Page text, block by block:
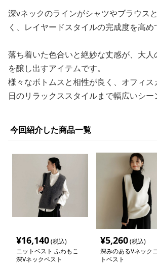
深vネックのラインがシャツやブラウス
く、レイヤードスタイルの完成度を高め
落ち着いた色合いと絶妙な丈感が、大人
を醸し出すアイテムです。
様々なボトムスと相性が良く、オフィ
日のリラックススタイルまで幅広いシー
今回紹介した商品一覧
¥16,140(税込)
ニットベスト ふわもこ
深Vネックベスト
¥5,260(税込)
深みのあるVネック
トベスト